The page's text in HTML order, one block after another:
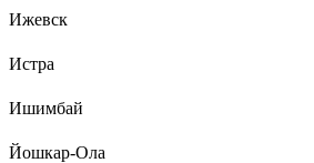
Ижевск
Истра
Ишимбай
Йошкар-Ола